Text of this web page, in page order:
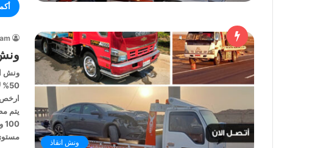
ونش انقاذ
ونش
ارخص
يتم